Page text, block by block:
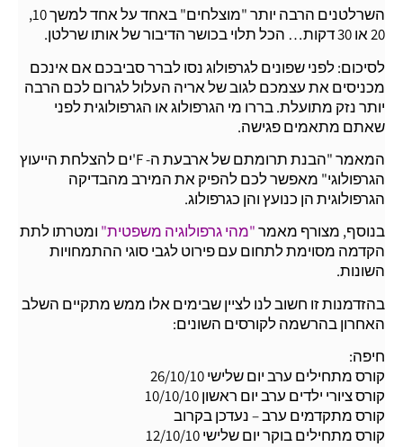
השרלטנים הרבה יותר "מוצלחים" באחד על אחד למשך 10,
20 או 30 דקות… הכל תלוי בכושר הדיבור של אותו שרלטן.
לסיכום: לפני שפונים לגרפולוג נסו לברר סביבכם אם אינכם
מכניסים את עצמכם לגוב של אריה העלול לגרום לכם הרבה
יותר נזק מתועלת. בררו מי הגרפולוג או הגרפולוגית לפני
שאתם מתאמים פגישה.
המאמר "הבנת תרומתם של ארבעת ה- F'ים להצלחת הייעוץ
הגרפולוגי" מאפשר לכם להפיק את המירב מהבדיקה
הגרפולוגית הן כנועץ והן כגרפולוג.
בנוסף, מצורף מאמר"מהי גרפולוגיה משפטית" ומטרתו לתת
הקדמה מסוימת לתחום עם פירוט לגבי סוגי ההתמחויות
השונות.
בהזדמנות זו חשוב לנו לציין שבימים אלו ממש מתקיים השלב
האחרון בהרשמה לקורסים השונים:
חיפה:
קורס מתחילים ערב יום שלישי 26/10/10
קורס ציורי ילדים ערב יום ראשון 10/10/10
קורס מתקדמים ערב – נעדכן בקרוב
קורס מתחילים בוקר יום שלישי 12/10/10